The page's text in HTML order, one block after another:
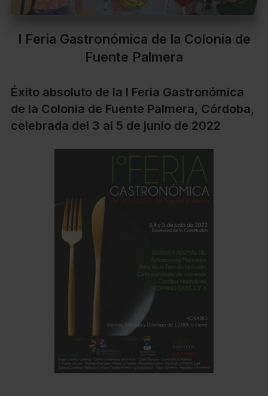
I Feria Gastronómica de la Colonia de
Fuente Palmera
Éxito absoluto de la I Feria Gastronómica
de la Colonia de Fuente Palmera, Córdoba,
celebrada del 3 al 5 de junio de 2022